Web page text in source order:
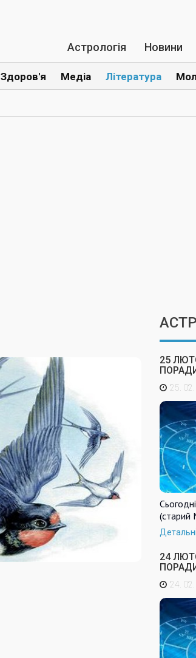
Астрологія Новини
Здоров'я Медіа Література
25
25.
(старий
24
24.